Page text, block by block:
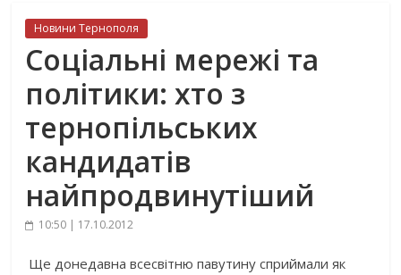
Новини Тернополя
Соціальні мережі та
політики: хто з
тернопільських
кандидатів
найпродвинутіший
10:50 | 17.10.2012
Ще донедавна всесвітню павутину сприймали як